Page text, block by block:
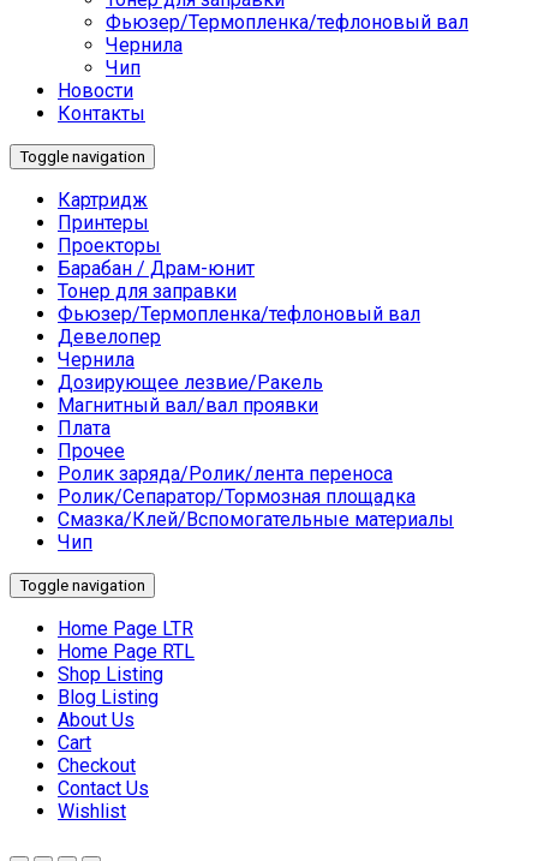
Фьюзер/Термопленка/тефлоновый вал
Чернила
Чип
Новости
Контакты
Toggle navigation
Картридж
Принтеры
Проекторы
Барабан / Драм-юнит
Тонер для заправки
Фьюзер/Термопленка/тефлоновый вал
Девелопер
Чернила
Дозирующее лезвие/Ракель
Магнитный вал/вал проявки
Плата
Прочее
Ролик заряда/Ролик/лента переноса
Ролик/Сепаратор/Тормозная площадка
Смазка/Клей/Вспомогательные материалы
Чип
Toggle navigation
Home Page LTR
Home Page RTL
Shop Listing
Blog Listing
About Us
Cart
Checkout
Contact Us
Wishlist